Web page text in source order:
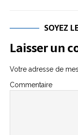
SOYEZ
Laisser un
Votre adresse de
Commentaire